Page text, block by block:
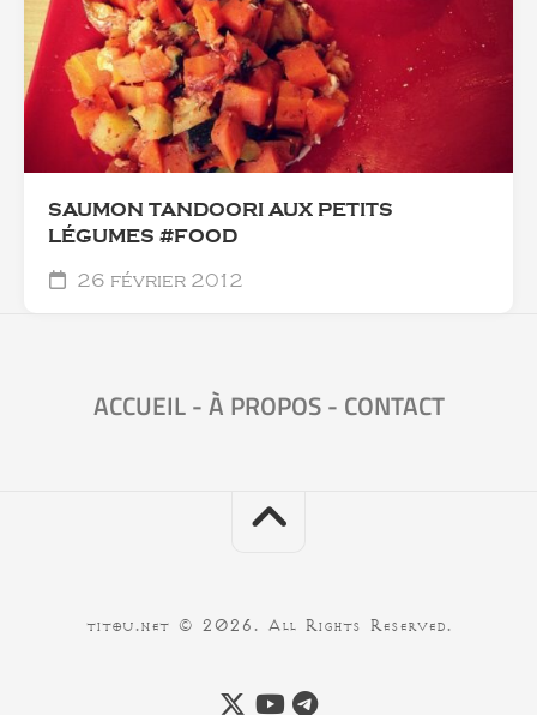
SAUMON TANDOORI AUX PETITS
LÉGUMES #FOOD
26 février 2012
ACCUEIL-À PROPOS- CONTACT
titou.net © 2026. All Rights Reserved.